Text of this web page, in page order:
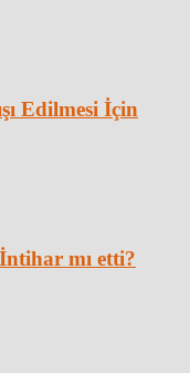
Edilmesi İçin
mı etti?